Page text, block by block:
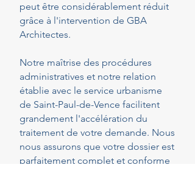
peut être considérablement réduit
grâce à l'intervention de GBA
Architectes.
Notre maîtrise des procédures
administratives et notre relation
établie avec le service urbanisme
de Saint-Paul-de-Vence facilitent
grandement l'accélération du
traitement de votre demande. Nous
nous assurons que votre dossier est
parfaitement complet et conforme